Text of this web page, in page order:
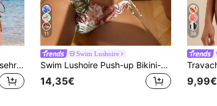
Swim Lushoire Modischer, sehr gefragter Damen Sexy Bikini-Set mit Allover-Muster, für Frühling/Sommer
11
Swim Lushoire
Swim Lushoire Push-up Bikini-Set mit zufälligem Blumenmuster, mit Bügel und verstellbaren Spaghetti-Trägern, Sommerstrand
14,35€
36
9,99€